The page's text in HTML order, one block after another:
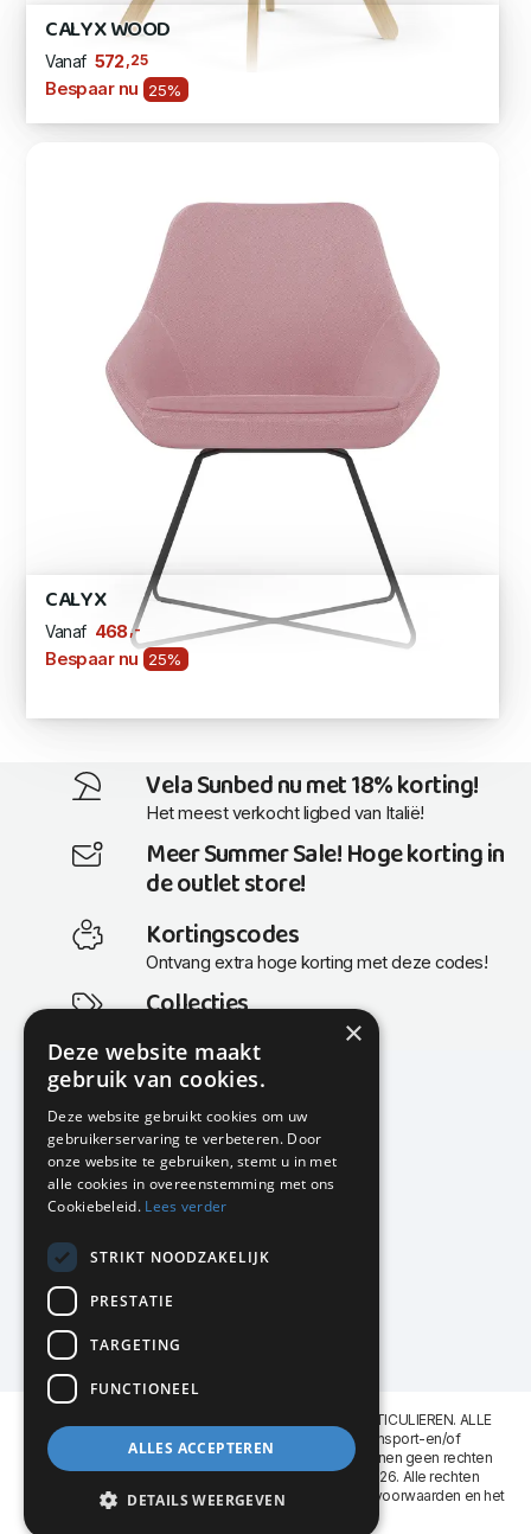
CALYX WOOD
Vanaf 572 ,25
Bespaar nu 25%
CALYX
Vanaf 468,-
Bespaar nu 25%
Vela Sunbed nu met 18% korting!
Het meest verkocht ligbed van Italië!
Meer Summer Sale! Hoge korting in
de outlet store!
Kortingscodes
Ontvang extra hoge korting met deze codes!
Collecties
Actuele en populaire collecties
KMP Kantoormeubilair
Airport Business Park
Frankfurtstraat 29-31
1175 RH Lijnden
020-617 01 26
info@kmpkantoormeubilair.nl
Facebook
Instagram
KMP Kantoormeubilair levert aan BEDRIJVEN en PARTICULIEREN. ALLE
GENOEMDE PRIJZEN ZIJN EXCL. 21% B.T.W. Transport-en/of
Montagekosten op aanvraag. Aan deze website kunnen geen rechten
worden ontleend. KMP Kantoormeubilair VOF © 2026. Alle rechten
voorbehouden. Lees voor gebruik graag de
leveringsvoorwaarden en het
×
Deze website maakt
gebruik van cookies.
Deze website gebruikt cookies om uw
gebruikerservaring te verbeteren. Door
onze website te gebruiken, stemt u in met
alle cookies in overeenstemming met ons
Cookiebeleid. Lees verder
STRIKT NOODZAKELIJK
PRESTATIE
TARGETING
FUNCTIONEEL
ALLES ACCEPTEREN
DETAILS WEERGEVEN